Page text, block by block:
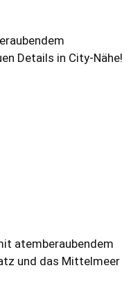
Details in City-Nähe!
atemberaubendem
und das Mittelmeer